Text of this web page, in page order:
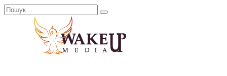
Перейти
Search